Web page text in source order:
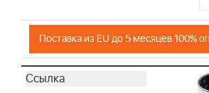
Поставка из EU до 5 месяцев 100%